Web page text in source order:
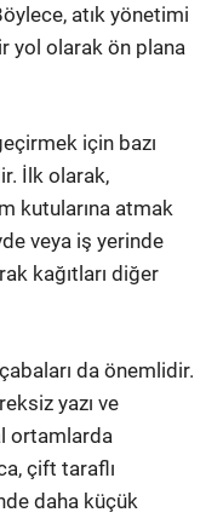
atık yönetimi
yol olarak ön plana
için bazı
İlk olarak,
kutularına atmak
veya iş yerinde
kağıtları diğer
da önemlidir.
yazı ve
ortamlarda
çift taraflı
daha küçük